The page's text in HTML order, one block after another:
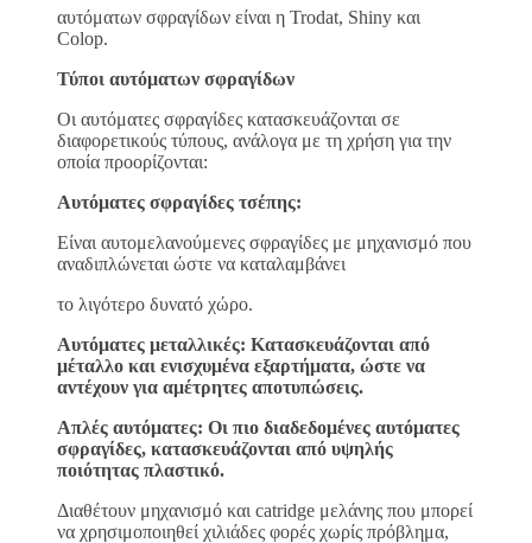
αυτόματων σφραγίδων είναι η Trodat, Shiny και
Colop.
Τύποι αυτόματων σφραγίδων
Οι αυτόματες σφραγίδες κατασκευάζονται σε
διαφορετικούς τύπους, ανάλογα με τη χρήση για την
οποία προορίζονται:
Αυτόματες σφραγίδες τσέπης:
Είναι αυτομελανούμενες σφραγίδες με μηχανισμό που
αναδιπλώνεται ώστε να καταλαμβάνει
το λιγότερο δυνατό χώρο.
Αυτόματες μεταλλικές: Κατασκευάζονται από
μέταλλο και ενισχυμένα εξαρτήματα, ώστε να
αντέχουν για αμέτρητες αποτυπώσεις.
Απλές αυτόματες: Οι πιο διαδεδομένες αυτόματες
σφραγίδες, κατασκευάζονται από υψηλής
ποιότητας πλαστικό.
Διαθέτουν μηχανισμό και catridge μελάνης που μπορεί
να χρησιμοποιηθεί χιλιάδες φορές χωρίς πρόβλημα,